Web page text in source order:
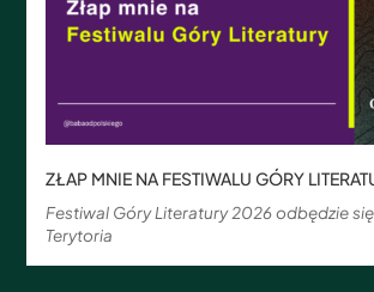
ZŁAP MNIE NA FESTIWALU GÓRY
Festiwal Góry Literatury 2026 odbędzie
Terytoria